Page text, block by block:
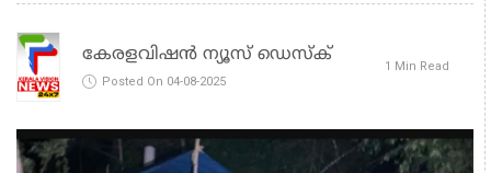
കേരളവിഷൻ ന്യൂസ് ഡെസ്‌ക്
Posted On 04-08-2025
1 Min Read